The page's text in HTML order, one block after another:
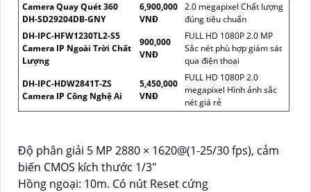
Camera Quay Quét 360
DH-SD29204DB-GNY
6,900,000
VNĐ
2.0 megapixel Chất lượng
đúng tiêu chuẩn
DH-IPC-HFW1230TL2-S5
Camera IP Ngoài Trời Chất
Lượng
900,000
VNĐ
FULL HD 1080P 2.0 MP
Sắc nét phù hợp giám sát
qua điện thoại
DH-IPC-HDW2841T-ZS
Camera IP Công Nghệ Ai
5,450,000
VNĐ
FULL HD 1080P 2.0
megapixel Hình ảnh sắc
nét giá rẻ
Độ phân giải 5 MP 2880 × 1620@(1-25/30 fps), cảm
biến CMOS kích thước 1/3"
Hồng ngoại: 10m. Có nút Reset cứng